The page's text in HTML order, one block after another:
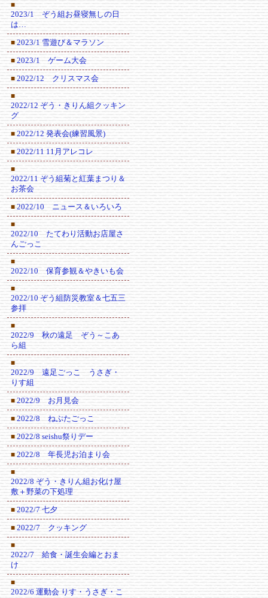
■
2023/1 ぞう組お昼寝無しの日
は…
■ 2023/1 雪遊び＆マラソン
■ 2023/1 ゲーム大会
■ 2022/12 クリスマス会
■
2022/12 ぞう・きりん組クッキン
グ
■ 2022/12 発表会(練習風景)
■ 2022/11 11月アレコレ
■
2022/11 ぞう組菊と紅葉まつり＆
お茶会
■ 2022/10 ニュース＆いろいろ
■
2022/10 たてわり活動お店屋さ
んごっこ
■
2022/10 保育参観＆やきいも会
■
2022/10 ぞう組防災教室＆七五三
参拝
■
2022/9 秋の遠足 ぞう～こあ
ら組
■
2022/9 遠足ごっこ うさぎ・
りす組
■ 2022/9 お月見会
■ 2022/8 ねぷたごっこ
■ 2022/8 seishu祭りデー
■ 2022/8 年長児お泊まり会
■
2022/8 ぞう・きりん組お化け屋
敷＋野菜の下処理
■ 2022/7 七夕
■ 2022/7 クッキング
■
2022/7 給食・誕生会編とおま
け
■
2022/6 運動会 りす・うさぎ・こ